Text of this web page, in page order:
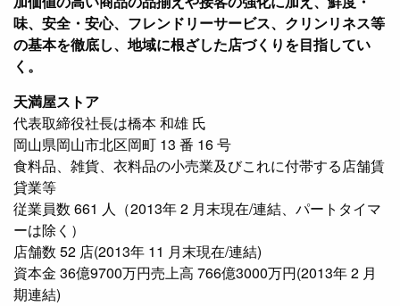
味、安全・安心、フレンドリーサービス、クリンリネス等
の基本を徹底し、地域に根ざした店づくりを目指してい
く。
天満屋ストア
代表取締役社長は橋本 和雄 氏
岡山県岡山市北区岡町 13 番 16 号
食料品、雑貨、衣料品の小売業及びこれに付帯する店舗賃
貸業等
従業員数 661 人（2013年 2 月末現在/連結、パートタイマ
ーは除く）
店舗数 52 店(2013年 11 月末現在/連結)
資本金 36億9700万円売上高 766億3000万円(2013年 2 月
期連結)